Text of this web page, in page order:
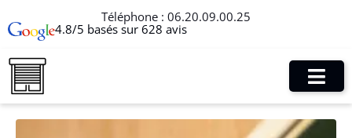
Téléphone : 06.20.09.00.25
4.8/5 basés sur 628 avis